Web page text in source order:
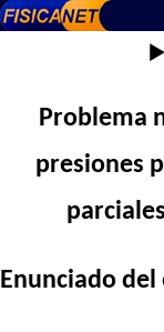
Problema
presiones
Enunciado del